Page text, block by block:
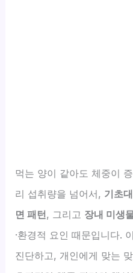
먹는 양이 같아도 체중이
리 섭취량을 넘어서, 기초
면 패턴, 그리고 장내 미생
·환경적 요인 때문입니다.
진단하고, 개인에게 맞는